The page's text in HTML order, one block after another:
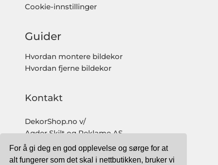
For å gi deg en god opplevelse og sørge for at
alt fungerer som det skal i nettbutikken, bruker vi
Cookie-innstillinger
Guider
Hvordan montere bildekor
Hvordan fjerne bildekor
Kontakt
DekorShop.no v/
Agder Skilt og Reklame AS
Org. nr: 997 633 016 MVA
salg@dekorshop.no